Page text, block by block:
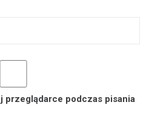
przeglądarce podczas pisania